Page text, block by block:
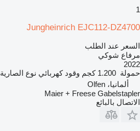
1
Jungheinrich EJC112-DZ4700
السعر عند الطلب
مرفاع شوكي
2022
حمولة 1.200 كجم وقود كهربائي نوع الصارية
ألمانيا، Olfen
Maier + Freese Gabelstapler
الاتصال بالبائع